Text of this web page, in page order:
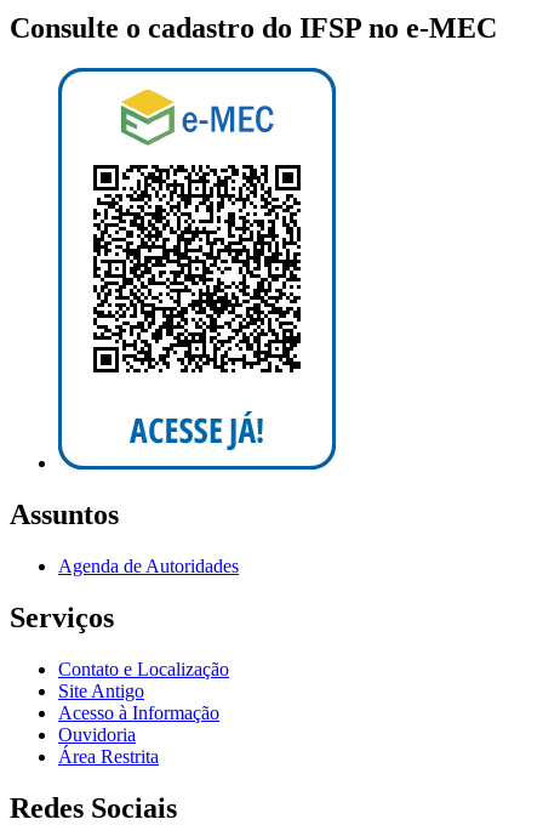
Consulte o cadastro do IFSP no e-MEC
Assuntos
Agenda de Autoridades
Serviços
Contato e Localização
Site Antigo
Acesso à Informação
Ouvidoria
Área Restrita
Redes Sociais